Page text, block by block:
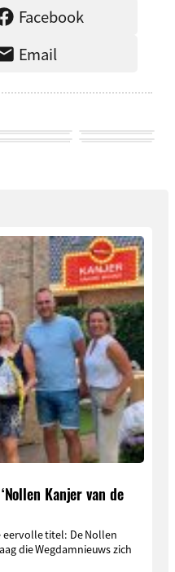
Facebook
Email
Kanjer van de
eervolle titel: De Nollen
die Wegdamnieuws zich